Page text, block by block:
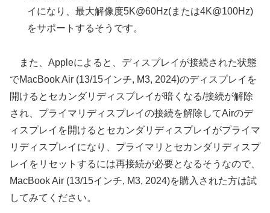
イになり、最大解像度5K@60Hz(または4K@100Hz)
をサポートするそうです。
また、Appleによると、ディスプレイが接続された状態
でMacBook Air (13/15インチ, M3, 2024)のディスプレイを
開けるとセカンダリディスプレイが暗くなる/接続が解除
され、プライマリディスプレイの接続を解除してAirのデ
ィスプレイを開けるとセカンダリディスプレイがプライマ
リディスプレイになり、プライマリとセカンダリディスプ
レイをリセットするには再接続が必要となるそうなので、
MacBook Air (13/15インチ, M3, 2024)を購入された方は試
してみてください。